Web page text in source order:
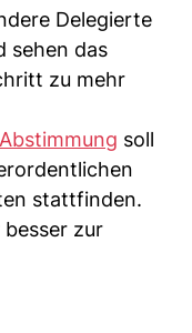
Delegierte
sehen das
zu mehr
Abstimmung soll
stattfinden.
zur